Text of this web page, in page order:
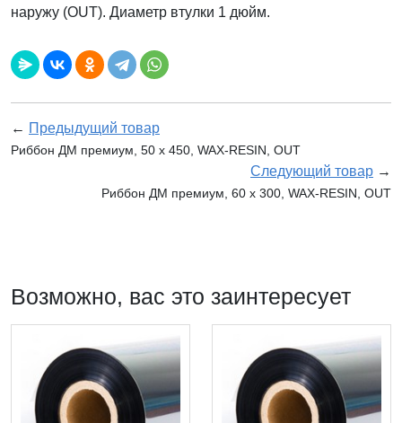
наружу (OUT). Диаметр втулки 1 дюйм.
← Предыдущий товар
Риббон ДМ премиум, 50 х 450, WAX-RESIN, OUT
Следующий товар →
Риббон ДМ премиум, 60 х 300, WAX-RESIN, OUT
Возможно, вас это заинтересует